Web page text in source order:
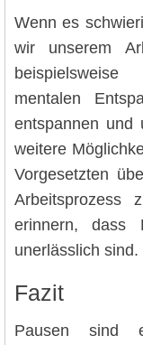
Wenn es
wir unserem
mentalen
entspannen und
weitere
Vorgesetzten
erinnern, dass
unerlässlich sind.
Fazit
Pausen sind